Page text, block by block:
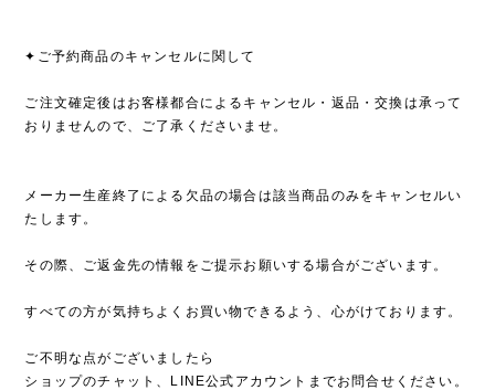
✦ご予約商品のキャンセルに関して
ご注文確定後はお客様都合によるキャンセル・返品・交換は承って
おりませんので、ご了承くださいませ。
メーカー生産終了による欠品の場合は該当商品のみをキャンセルい
たします。
その際、ご返金先の情報をご提示お願いする場合がございます。
すべての方が気持ちよくお買い物できるよう、心がけております。
ご不明な点がございましたら
ショップのチャット、LINE公式アカウントまでお問合せください。